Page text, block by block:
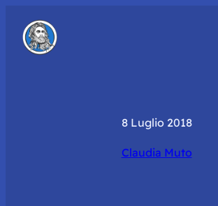
8 Luglio 2018
Claudia Muto